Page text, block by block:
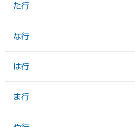
た行
な行
は行
ま行